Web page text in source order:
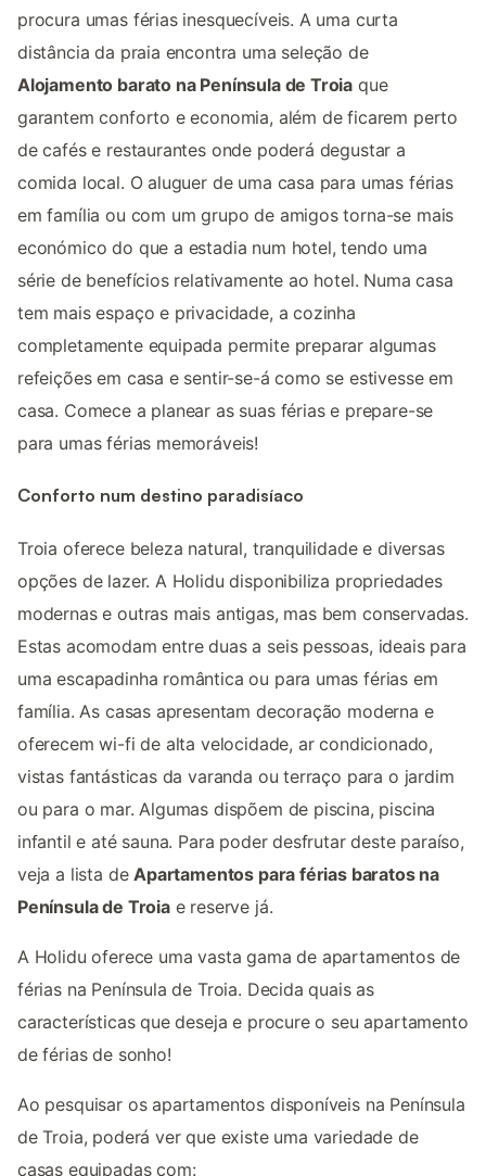
procura umas férias inesquecíveis. A uma curta
distância da praia encontra uma seleção de
Alojamento barato na Península de Troia que
garantem conforto e economia, além de ficarem perto
de cafés e restaurantes onde poderá degustar a
comida local. O aluguer de uma casa para umas férias
em família ou com um grupo de amigos torna-se mais
económico do que a estadia num hotel, tendo uma
série de benefícios relativamente ao hotel. Numa casa
tem mais espaço e privacidade, a cozinha
completamente equipada permite preparar algumas
refeições em casa e sentir-se-á como se estivesse em
casa. Comece a planear as suas férias e prepare-se
para umas férias memoráveis!
Conforto num destino paradisíaco
Troia oferece beleza natural, tranquilidade e diversas
opções de lazer. A Holidu disponibiliza propriedades
modernas e outras mais antigas, mas bem conservadas.
Estas acomodam entre duas a seis pessoas, ideais para
uma escapadinha romântica ou para umas férias em
família. As casas apresentam decoração moderna e
oferecem wi-fi de alta velocidade, ar condicionado,
vistas fantásticas da varanda ou terraço para o jardim
ou para o mar. Algumas dispõem de piscina, piscina
infantil e até sauna. Para poder desfrutar deste paraíso,
veja a lista de Apartamentos para férias baratos na
Península de Troiae reserve já.
A Holidu oferece uma vasta gama de apartamentos de
férias na Península de Troia. Decida quais as
características que deseja e procure o seu apartamento
de férias de sonho!
Ao pesquisar os apartamentos disponíveis na Península
de Troia, poderá ver que existe uma variedade de
casas equipadas com: